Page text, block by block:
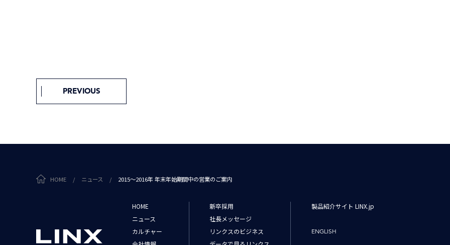
PREVIOUS
HOME / ニュース / 2015～2016年 年末年始期間中の営業のご案内
HOME
ニュース
カルチャー
新卒採用
社長メッセージ
リンクスのビジネス
製品紹介サイト LINX.jp
ENGLISH